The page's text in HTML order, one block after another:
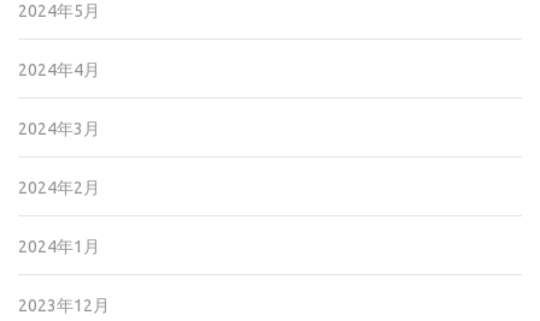
2024年5月
2024年4月
2024年3月
2024年2月
2024年1月
2023年12月